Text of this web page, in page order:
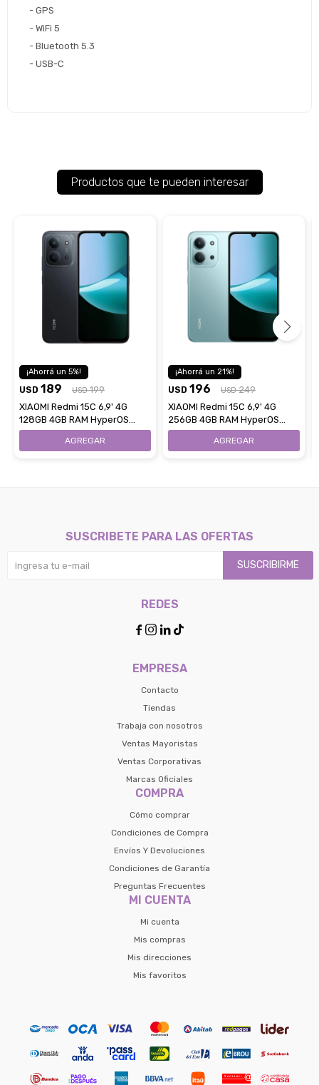
- GPS
- WiFi 5
- Bluetooth 5.3
- USB-C
Productos que te pueden interesar
5
USD 189 USD 199
XIAOMI Redmi 15C 6,9' 4G
128GB 4GB RAM HyperOS
Cámara 50Mpx - Black
21
USD 196 USD 249
XIAOMI Redmi 15C 6,9' 4G
256GB 4GB RAM HyperOS
Cámara 50Mpx - Mint Green
EMPRESA
Contacto
Tiendas
Trabaja con nosotros
Ventas Mayoristas
Ventas Corporativas
Marcas Oficiales
COMPRA
Cómo comprar
Condiciones de Compra
Envíos Y Devoluciones
Condiciones de Garantía
Preguntas Frecuentes
MI CUENTA
Mi cuenta
Mis compras
Mis direcciones
Mis favoritos
SUSCRIBETE PARA LAS OFERTAS
SUSCRIBIRME
REDES
   